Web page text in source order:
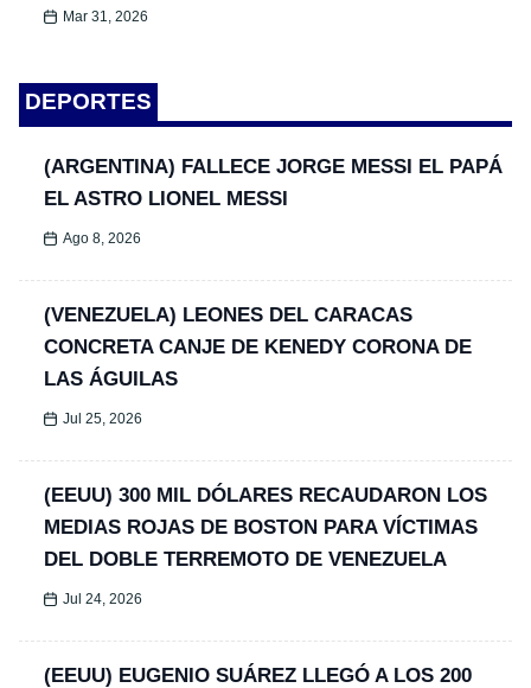
Mar 31, 2026
DEPORTES
(ARGENTINA) FALLECE JORGE MESSI EL PAPÁ
EL ASTRO LIONEL MESSI
Ago 8, 2026
(VENEZUELA) LEONES DEL CARACAS
CONCRETA CANJE DE KENEDY CORONA DE
LAS ÁGUILAS
Jul 25, 2026
(EEUU) 300 MIL DÓLARES RECAUDARON LOS
MEDIAS ROJAS DE BOSTON PARA VÍCTIMAS
DEL DOBLE TERREMOTO DE VENEZUELA
Jul 24, 2026
(EEUU) EUGENIO SUÁREZ LLEGÓ A LOS 200